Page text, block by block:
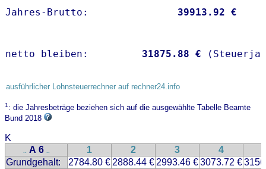
Jahres-Brutto: 39913.92 €
netto bleiben: 31875.88 €
ausführlicher Lohnsteuerrechner auf rechner24.info
1: die Jahresbeträge beziehen sich auf die ausgewählte Tabelle Beamte
Bund 2018
K
.. A 6 .. 1 2 3 4
Grundgehalt:
2784.80 € 2888.44 € 2993.46 €3073.72 €